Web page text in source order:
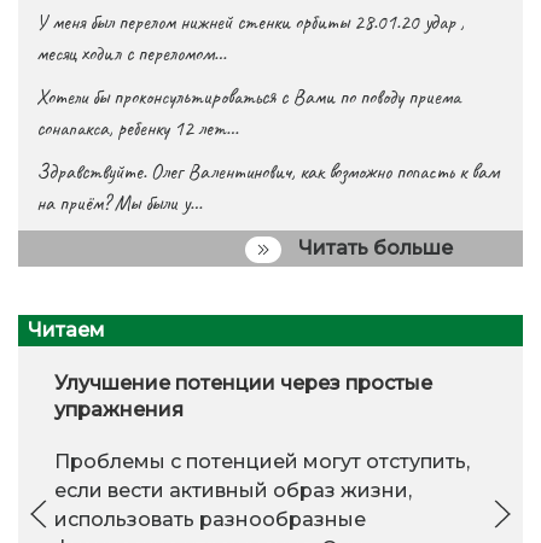
У меня был перелом нижней стенки орбиты 28.01.20 удар ,
месяц ходил с переломом…
Хотели бы проконсультироваться с Вами по поводу приема
сонапакса, ребенку 12 лет…
Здравствуйте. Олег Валентинович, как возможно попасть к вам
на приём? Мы были у…
Читать больше
Читаем
Улучшение потенции через простые
упражнения
Проблемы с потенцией могут отступить,
если вести активный образ жизни,
использовать разнообразные